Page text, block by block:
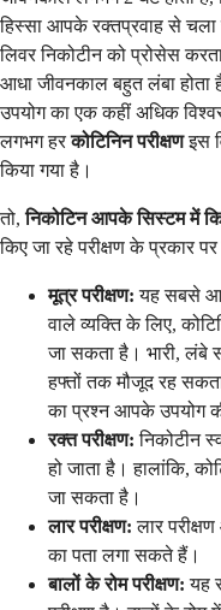
हिस्सा आपके रक्तप्रवाह से चला
लिवर निकोटीन को प्रोसेस
आधा जीवनकाल बहुत लंबा
उपयोग का एक कहीं अधिक
लगभग हरकोटिनिन परीक्षणइस
किया गया है।
तो,निकोटिन आपके सिस्टम में
किए जा रहे परीक्षण के प्रकार पर
मूत्र परीक्षण: यह सबसे
वाले व्यक्ति के लिए,
जा सकता है। भारी, लंबे
हफ्तों तक मौजूद रह
का प्रश्न आपके उपयोग
रक्त परीक्षण: निकोटीन
हो जाता है। हालांकि,
जा सकता है।
लार परीक्षण: लार
का पता लगा सकते हैं।
बालों के रोम परीक्षण: यह